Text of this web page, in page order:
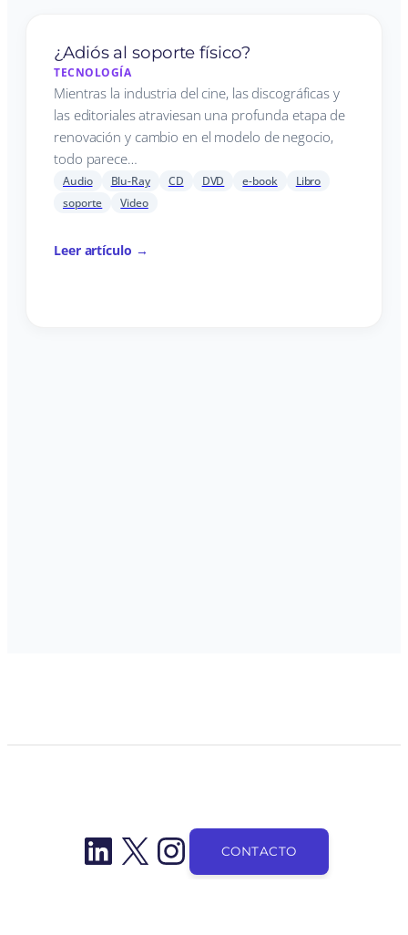
¿Adiós al soporte físico?
TECNOLOGÍA
Mientras la industria del cine, las discográficas y
las editoriales atraviesan una profunda etapa de
renovación y cambio en el modelo de negocio,
todo parece…
Audio Blu-Ray CD DVD e-book
Libro
soporte
Video
Leer artículo →
LinkedIn
X Instagram
CONTACTO